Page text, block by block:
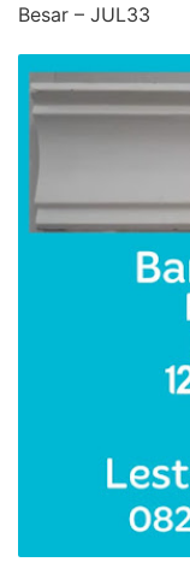
Besar – JUL33